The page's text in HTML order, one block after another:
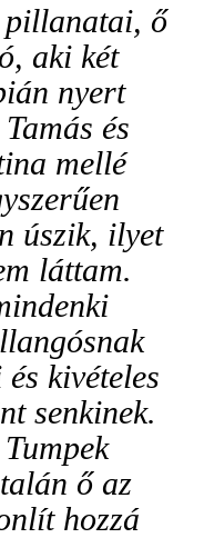
pillanatai, ő
aki két
nyert
és
mellé
úszik, ilyet
láttam.
kivételes
senkinek.
ő az
hozzá